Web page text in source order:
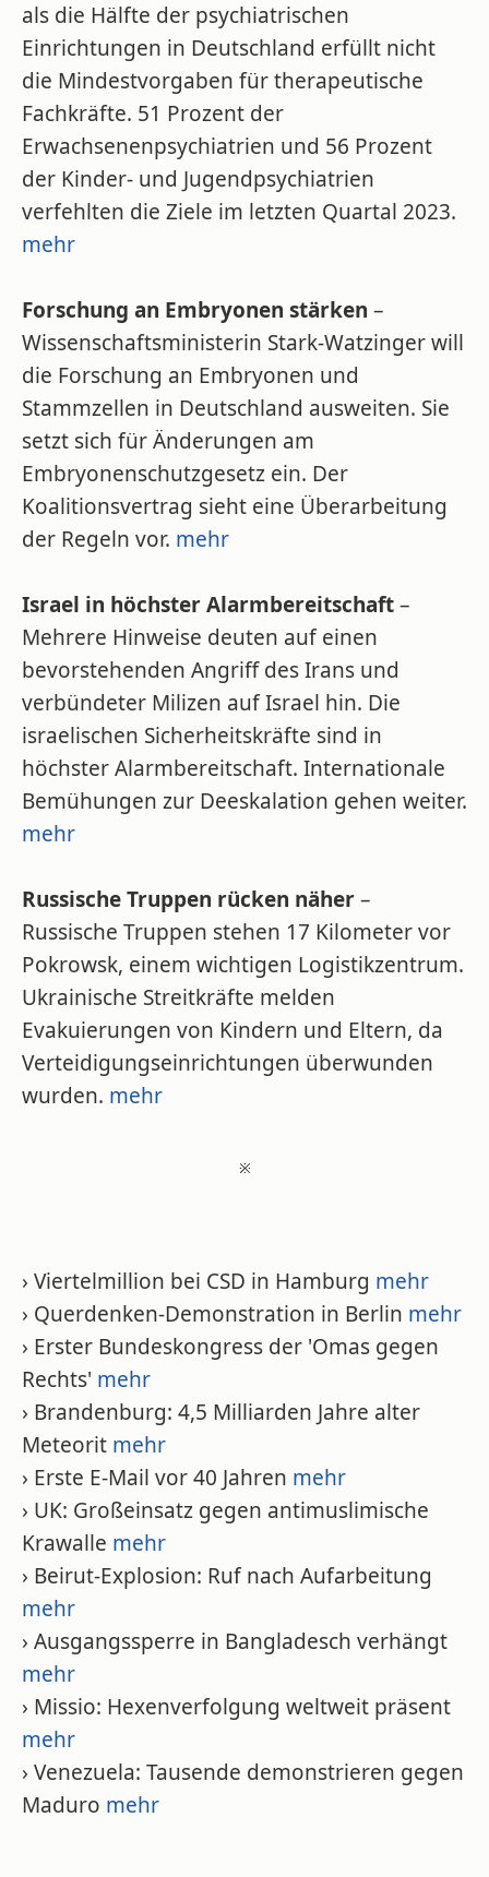
als die Hälfte der psychiatrischen
Einrichtungen in Deutschland erfüllt nicht
die Mindestvorgaben für therapeutische
Fachkräfte. 51 Prozent der
Erwachsenenpsychiatrien und 56 Prozent
der Kinder- und Jugendpsychiatrien
verfehlten die Ziele im letzten Quartal 2023.
mehr
Forschung an Embryonen stärken –
Wissenschaftsministerin Stark-Watzinger will
die Forschung an Embryonen und
Stammzellen in Deutschland ausweiten. Sie
setzt sich für Änderungen am
Embryonenschutzgesetz ein. Der
Koalitionsvertrag sieht eine Überarbeitung
der Regeln vor. mehr
Israel in höchster Alarmbereitschaft–
Mehrere Hinweise deuten auf einen
bevorstehenden Angriff des Irans und
verbündeter Milizen auf Israel hin. Die
israelischen Sicherheitskräfte sind in
höchster Alarmbereitschaft. Internationale
Bemühungen zur Deeskalation gehen weiter.
mehr
Russische Truppen rücken näher–
Russische Truppen stehen 17 Kilometer vor
Pokrowsk, einem wichtigen Logistikzentrum.
Ukrainische Streitkräfte melden
Evakuierungen von Kindern und Eltern, da
Verteidigungseinrichtungen überwunden
wurden. mehr
※
› Viertelmillion bei CSD in Hamburg mehr
› Querdenken-Demonstration in Berlin mehr
› Erster Bundeskongress der 'Omas gegen
Rechts' mehr
› Brandenburg: 4,5 Milliarden Jahre alter
Meteorit mehr
› Erste E-Mail vor 40 Jahren mehr
› UK: Großeinsatz gegen antimuslimische
Krawalle mehr
› Beirut-Explosion: Ruf nach Aufarbeitung
mehr
› Ausgangssperre in Bangladesch verhängt
mehr
› Missio: Hexenverfolgung weltweit präsent
mehr
› Venezuela: Tausende demonstrieren gegen
Maduro mehr